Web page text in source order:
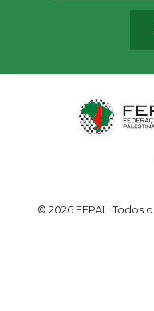
© 2026 FEPAL. Todos